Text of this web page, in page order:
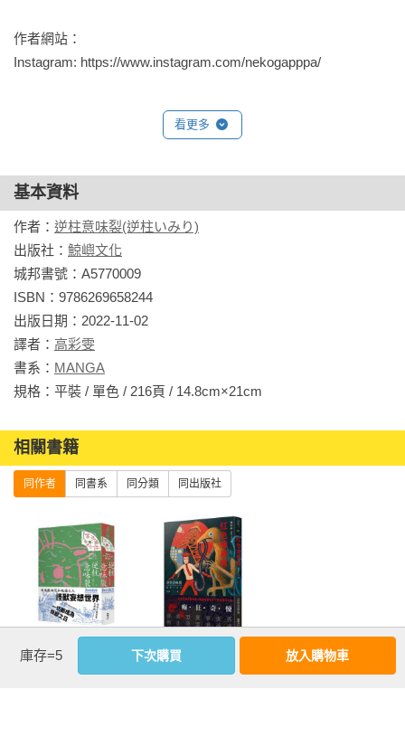
作者網站：
Instagram: https://www.instagram.com/nekogapppa/
看更多
基本資料
作者： 逆柱意味裂(逆柱いみり)
出版社： 鯨嶼文化
城邦書號：A5770009
ISBN：9786269658244
出版日期：2022-11-02
譯者： 高彩雯
書系： MANGA
規格：平裝 / 單色 / 216頁 / 14.8cm×21cm
相關書籍
同作者 同書系 同分類 同出版社
喀加爾社顛末記 紅色褲襪男
庫存=5 下次購買 放入購物車